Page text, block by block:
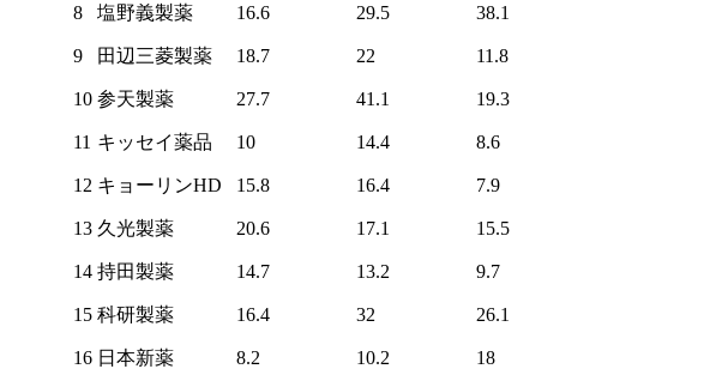
8 塩野義製薬 16.6 29.5 38.1
9 田辺三菱製薬 18.7 22 11.8
10 参天製薬 27.7 41.1 19.3
11 キッセイ薬品 10 14.4 8.6
12 キョーリンHD 15.8 16.4 7.9
13 久光製薬 20.6 17.1 15.5
14 持田製薬 14.7 13.2 9.7
15 科研製薬 16.4 32 26.1
16 日本新薬 8.2 10.2 18